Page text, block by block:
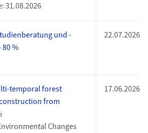
31.08.2026
und -
%
22.07.2026
temporal forest
from
Changes
17.06.2026